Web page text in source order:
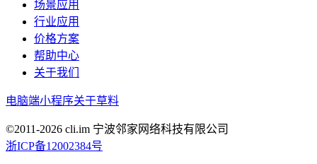
场景应用
行业应用
价格方案
帮助中心
关于我们
电脑端小程序关于草料
©2011-2026 cli.im 宁波邻家网络科技有限公司
浙ICP备12002384号